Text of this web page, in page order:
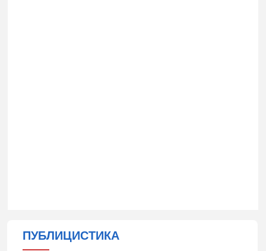
ПУБЛИЦИСТИКА